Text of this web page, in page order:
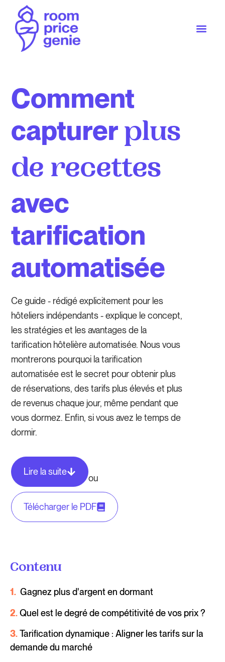
Comment
capturer plus
de recettes
avec
tarification
automatisée
Ce guide - rédigé explicitement pour les
hôteliers indépendants - explique le concept,
les stratégies et les avantages de la
tarification hôtelière automatisée. Nous vous
montrerons pourquoi la tarification
automatisée est le secret pour obtenir plus
de réservations, des tarifs plus élevés et plus
de revenus chaque jour, même pendant que
vous dormez. Enfin, si vous avez le temps de
dormir.
Lire la suite
ou
Télécharger le PDF
Contenu
1. Gagnez plus d'argent en dormant
2.Quel est le degré de compétitivité de vos prix ?
3.Tarification dynamique : Aligner les tarifs sur la
demande du marché